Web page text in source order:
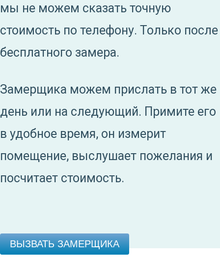
мы не можем сказать точную
стоимость по телефону. Только после
бесплатного замера.
Замерщика можем прислать в тот же
день или на следующий. Примите его
в удобное время, он измерит
помещение, выслушает пожелания и
посчитает стоимость.
ВЫЗВАТЬ ЗАМЕРЩИКА